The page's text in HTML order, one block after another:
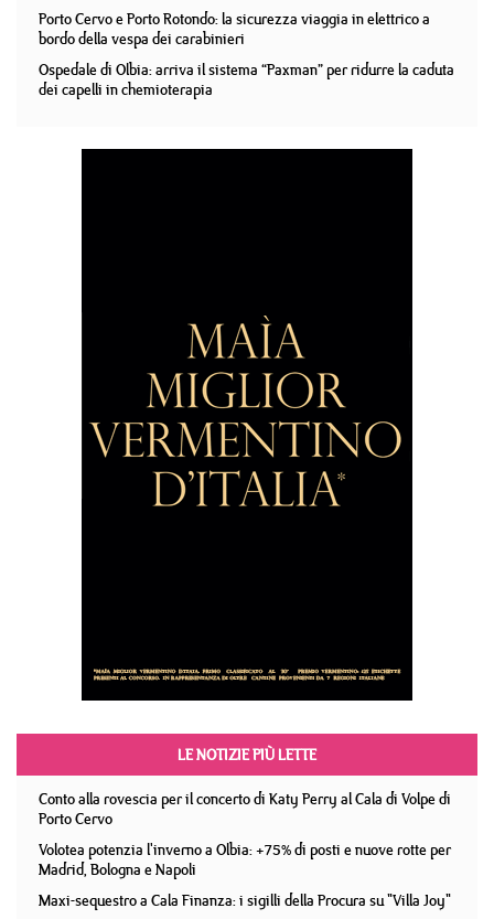
Porto Cervo e Porto Rotondo: la sicurezza viaggia in elettrico a
bordo della vespa dei carabinieri
Ospedale di Olbia: arriva il sistema “Paxman” per ridurre la caduta
dei capelli in chemioterapia
LE NOTIZIE PIÙ LETTE
Conto alla rovescia per il concerto di Katy Perry al Cala di Volpe di
Porto Cervo
Volotea potenzia l'inverno a Olbia: +75% di posti e nuove rotte per
Madrid, Bologna e Napoli
Maxi-sequestro a Cala Finanza: i sigilli della Procura su "Villa Joy"